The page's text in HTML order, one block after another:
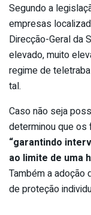
Segundo a
empresas
Direcção-Geral da
elevado, muito
regime de
tal.
Caso não seja
determinou que
“garantindo
ao limite de uma
Também a adoção
de proteção